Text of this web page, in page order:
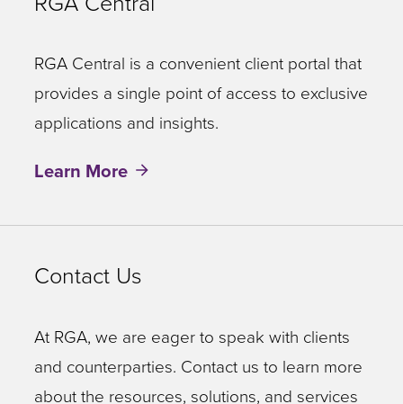
RGA Central is a convenient client portal that
provides a single point of access to exclusive
applications and insights.
Learn More
Contact Us
At RGA, we are eager to speak with clients
and counterparties. Contact us to learn more
about the resources, solutions, and services